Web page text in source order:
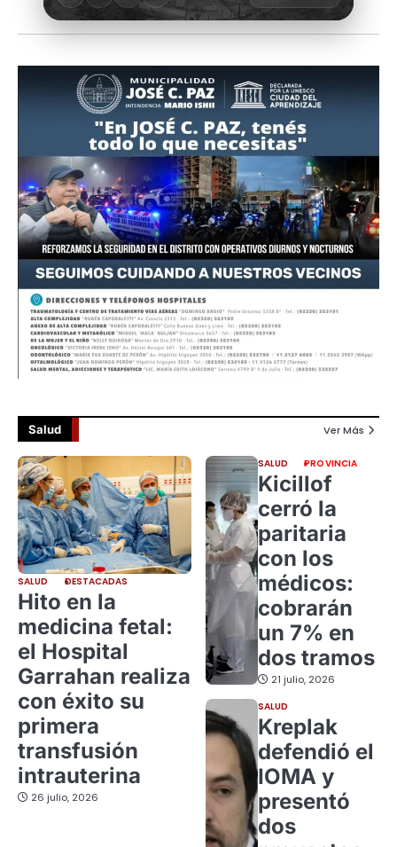
Salud Ver Más
SALUD DESTACADAS
Hito en la
medicina fetal:
el Hospital
Garrahan realiza
con éxito su
primera
transfusión
intrauterina
26 julio, 2026
SALUD PROVINCIA
Kicillof
cerró la
paritaria
con los
médicos:
cobrarán
un 7% en
dos tramos
21 julio, 2026
SALUD
Kreplak
defendió el
IOMA y
presentó
dos